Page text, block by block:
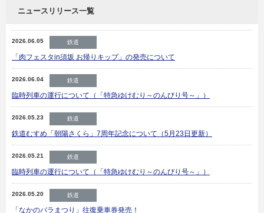
ニュースリリース一覧
2026.06.05 鉄道
「肉フェスタin須坂 お帰りキップ」の発売について
2026.06.04 鉄道
臨時列車の運行について（「特急ゆけむり～のんびり号～」）
2026.05.23 鉄道
鉄道むすめ「朝陽さくら」7周年記念について（5月23日更新）
2026.05.21 鉄道
臨時列車の運行について（「特急ゆけむり～のんびり号～」）
2026.05.20 鉄道
「なかのバラまつり」往復乗車券発売！